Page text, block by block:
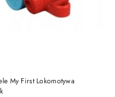
My First Lokomotywa
DO KOSZYKA